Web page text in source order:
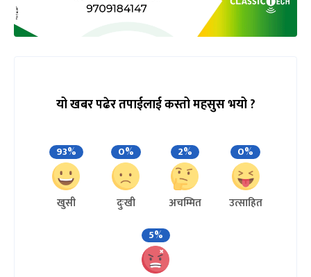
यो खबर पढेर तपाईलाई कस्तो महसुस भयो ?
93%
खुसी
0%
दुःखी
2%
अचम्मित
0%
उत्साहित
5%